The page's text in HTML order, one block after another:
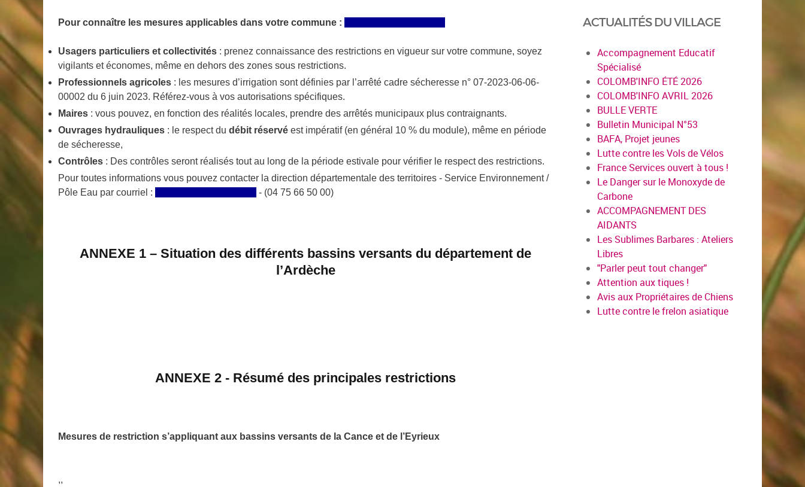
Pour connaître les mesures applicables dans votre commune :
Usagers particuliers et collectivités : prenez connaissance des restrictions en vigueur sur votre commune, soyez
vigilants et économes, même en dehors des zones sous restrictions.
Professionnels agricoles : les mesures d’irrigation sont définies par l’arrêté cadre sécheresse n° 07-2023-06-06-
00002 du 6 juin 2023. Référez-vous à vos autorisations spécifiques.
Maires : vous pouvez, en fonction des réalités locales, prendre des arrêtés municipaux plus contraignants.
Ouvrages hydrauliques : le respect du débit réservé est impératif (en général 10 % du module), même en période
de sécheresse,
Contrôles : Des contrôles seront réalisés tout au long de la période estivale pour vérifier le respect des restrictions.
Pour toutes informations vous pouvez contacter la direction départementale des territoires - Service Environnement /
Pôle Eau par courriel :
- (04 75 66 50 00)
ANNEXE 1 – Situation des différents bassins versants du département de
l’Ardèche
ANNEXE 2 - Résumé des principales restrictions
Mesures de restriction s’appliquant aux bassins versants de la Cance et de l’Eyrieux
,,
ACTUALITÉS DU VILLAGE
Accompagnement Educatif
Spécialisé
COLOMB'INFO ÉTÉ 2026
COLOMB'INFO AVRIL 2026
BULLE VERTE
Bulletin Municipal N°53
BAFA, Projet jeunes
Lutte contre les Vols de Vélos
France Services ouvert à tous !
Le Danger sur le Monoxyde de
Carbone
ACCOMPAGNEMENT DES
AIDANTS
Les Sublimes Barbares : Ateliers
Libres
"Parler peut tout changer"
Attention aux tiques !
Avis aux Propriétaires de Chiens
Lutte contre le frelon asiatique